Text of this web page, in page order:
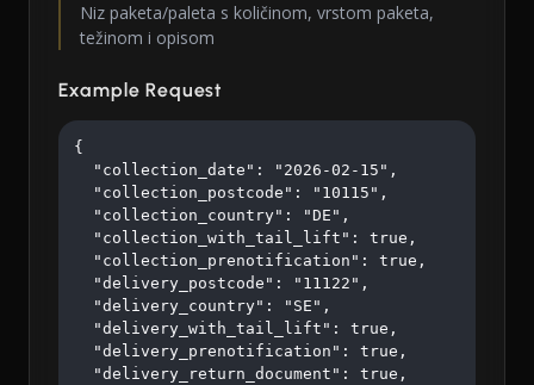
Niz paketa/paleta s količinom, vrstom paketa,
težinom i opisom
Example Request
{
  "collection_date": "2026-02-15",
  "collection_postcode": "10115",
  "collection_country": "DE",
  "collection_with_tail_lift": true,
  "collection_prenotification": true,
  "delivery_postcode": "11122",
  "delivery_country": "SE",
  "delivery_with_tail_lift": true,
  "delivery_prenotification": true,
  "delivery_return_document": true,